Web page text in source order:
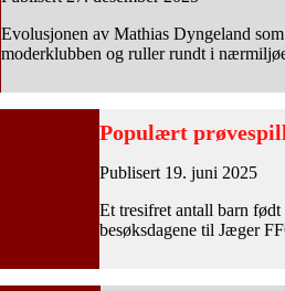
Evolusjonen av Mathias Dyngeland
moderklubben og ruller rundt i
Populært
Publisert 19. juni 2025
Et tresifret antall barn
besøksdagene til Jæger